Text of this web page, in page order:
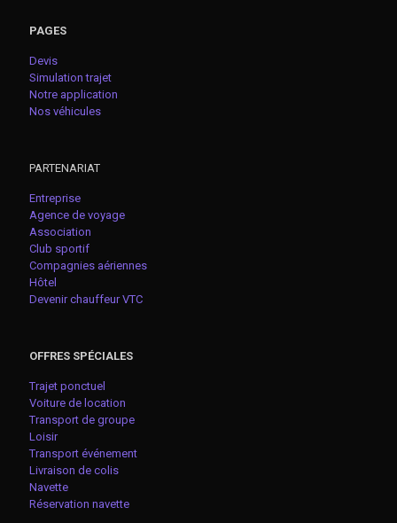
PAGES
Devis
Simulation trajet
Notre application
Nos véhicules
PARTENARIAT
Entreprise
Agence de voyage
Association
Club sportif
Compagnies aériennes
Hôtel
Devenir chauffeur VTC
OFFRES SPÉCIALES
Trajet ponctuel
Voiture de location
Transport de groupe
Loisir
Transport événement
Livraison de colis
Navette
Réservation navette